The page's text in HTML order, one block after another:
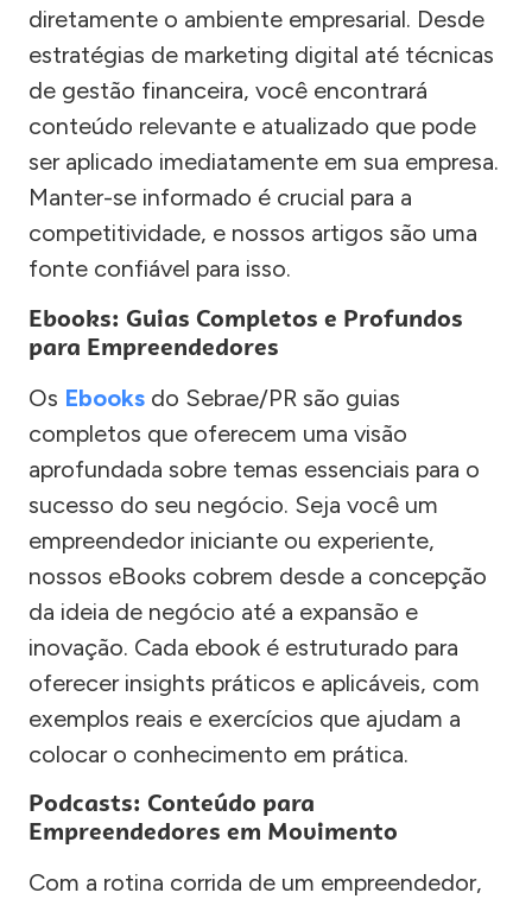
diretamente o ambiente empresarial. Desde
estratégias de marketing digital até técnicas
de gestão financeira, você encontrará
conteúdo relevante e atualizado que pode
ser aplicado imediatamente em sua empresa.
Manter-se informado é crucial para a
competitividade, e nossos artigos são uma
fonte confiável para isso.
Ebooks: Guias Completos e Profundos
para Empreendedores
Os Ebooks do Sebrae/PR são guias
completos que oferecem uma visão
aprofundada sobre temas essenciais para o
sucesso do seu negócio. Seja você um
empreendedor iniciante ou experiente,
nossos eBooks cobrem desde a concepção
da ideia de negócio até a expansão e
inovação. Cada ebook é estruturado para
oferecer insights práticos e aplicáveis, com
exemplos reais e exercícios que ajudam a
colocar o conhecimento em prática.
Podcasts: Conteúdo para
Empreendedores em Movimento
Com a rotina corrida de um empreendedor,